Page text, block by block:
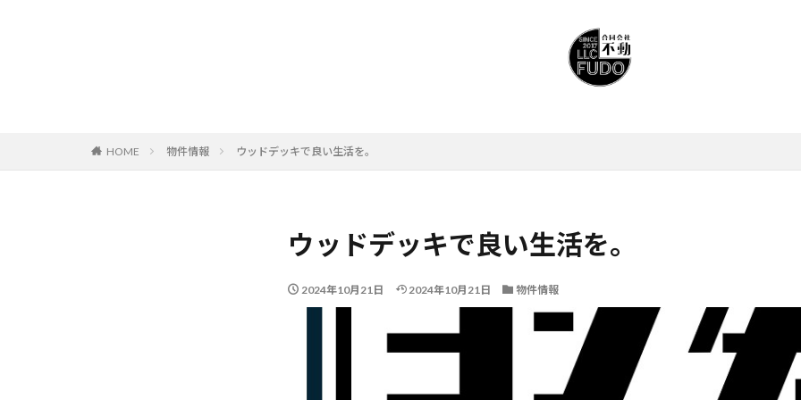
HOME 物件情報 ウッドデッキで良い生活を。
ウッドデッキで良い生活を。
2024年10月21日 2024年10月21日 物件情報